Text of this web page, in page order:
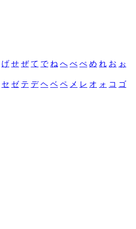
げ せ ぜ て で ね へ べ ぺ め れ お ぉ
セ ゼ テ デ ヘ ベ ペ メ レ オ ォ コ ゴ